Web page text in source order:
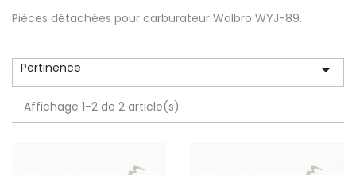
Pièces détachées pour carburateur Walbro WYJ-89.
Pertinence 
Affichage 1-2 de 2 article(s)